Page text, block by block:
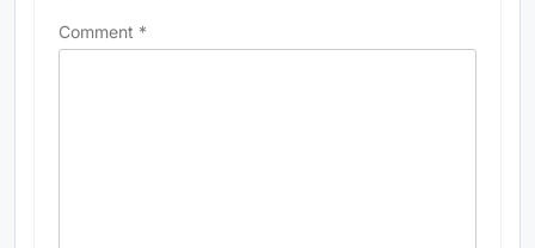
Comment *